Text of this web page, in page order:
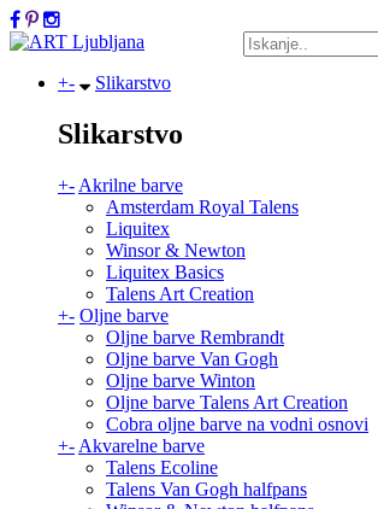
+- Slikarstvo
Slikarstvo
+- Akrilne barve
Amsterdam Royal Talens
Liquitex
Winsor & Newton
Liquitex Basics
Talens Art Creation
+- Oljne barve
Oljne barve Rembrandt
Oljne barve Van Gogh
Oljne barve Winton
Oljne barve Talens Art Creation
Cobra oljne barve na vodni osnovi
+- Akvarelne barve
Talens Ecoline
Talens Van Gogh halfpans